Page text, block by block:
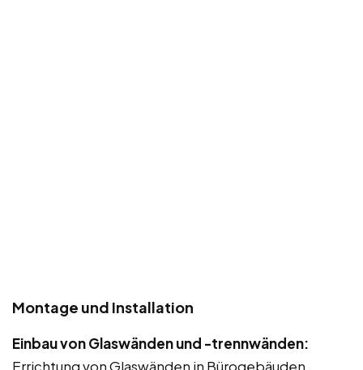
Montage und Installation
Einbau von Glaswänden und -trennwänden:
Errichtung von Glaswänden in Bürogebäuden,